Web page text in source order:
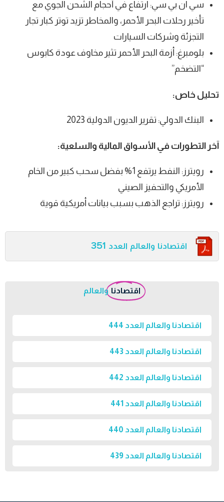
سي ان بي سي: ارتفاع في أحجام الشحن الجوي مع
تأخير رحلات البحر الأحمر، والمخاطر تزيد توتر كبار تجار
التجزئة وشركات السيارات
بلومبرغ: أزمة البحر الأحمر تثير مخاوف عودة كابوس
“التضخم”
تحليل خاص:
البنك الدولي: تقرير الديون الدولية 2023
آخر التطورات في الأسواق المالية والسلعية:
رويترز: النفط يرتفع 1% بفضل سحب كبير من الخام
الأمريكي والتحفيز الصيني
رويترز: تراجع الذهب بسبب بيانات أمريكية قوية
اقتصادنا والعالم العدد 351
اقتصادنا والعالم
اقتصادنا والعالم العدد 444
اقتصادنا والعالم العدد 443
اقتصادنا والعالم العدد 442
اقتصادنا والعالم العدد 441
اقتصادنا والعالم العدد 440
اقتصادنا والعالم العدد 439